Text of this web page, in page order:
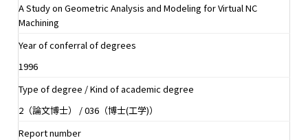
A Study on Geometric Analysis and Modeling for Virtual NC
Machining
Year of conferral of degrees
1996
Type of degree / Kind of academic degree
2（論文博士） / 036（博士(工学)）
Report number